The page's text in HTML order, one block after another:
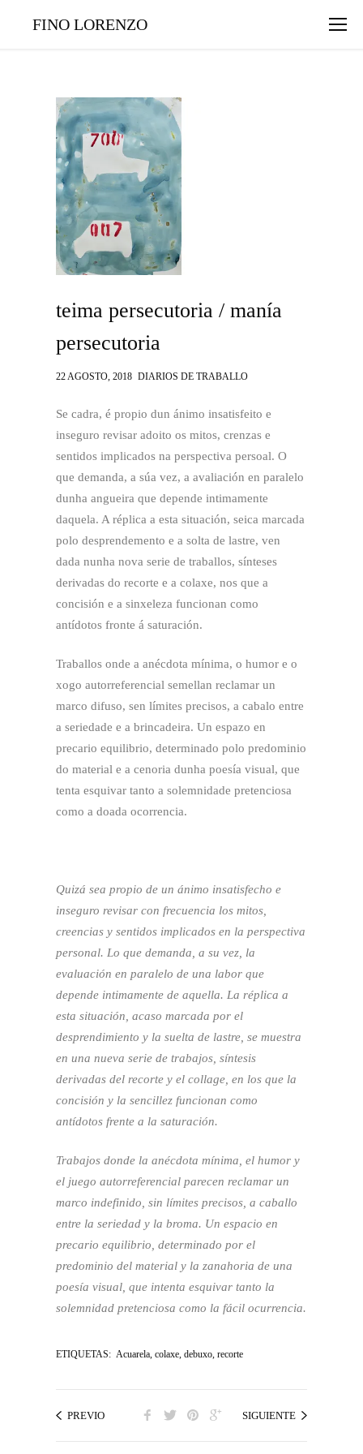
FINO LORENZO
teima persecutoria / manía
persecutoria
22 AGOSTO, 2018 DIARIOS DE TRABALLO
Se cadra, é propio dun ánimo insatisfeito e
inseguro revisar adoito os mitos, crenzas e
sentidos implicados na perspectiva persoal. O
que demanda, a súa vez, a avaliación en paralelo
dunha angueira que depende intimamente
daquela. A réplica a esta situación, seica marcada
polo desprendemento e a solta de lastre, ven
dada nunha nova serie de traballos, sínteses
derivadas do recorte e a colaxe, nos que a
concisión e a sinxeleza funcionan como
antídotos fronte á saturación.
Traballos onde a anécdota mínima, o humor e o
xogo autorreferencial semellan reclamar un
marco difuso, sen límites precisos, a cabalo entre
a seriedade e a brincadeira. Un espazo en
precario equilibrio, determinado polo predominio
do material e a cenoria dunha poesía visual, que
tenta esquivar tanto a solemnidade pretenciosa
como a doada ocorrencia.
Quizá sea propio de un ánimo insatisfecho e
inseguro revisar con frecuencia los mitos,
creencias y sentidos implicados en la perspectiva
personal. Lo que demanda, a su vez, la
evaluación en paralelo de una labor que
depende intimamente de aquella. La réplica a
esta situación, acaso marcada por el
desprendimiento y la suelta de lastre, se muestra
en una nueva serie de trabajos, síntesis
derivadas del recorte y el collage, en los que la
concisión y la sencillez funcionan como
antídotos frente a la saturación.
Trabajos donde la anécdota mínima, el humor y
el juego autorreferencial parecen reclamar un
marco indefinido, sin límites precisos, a caballo
entre la seriedad y la broma. Un espacio en
precario equilibrio, determinado por el
predominio del material y la zanahoria de una
poesía visual, que intenta esquivar tanto la
solemnidad pretenciosa como la fácil ocurrencia.
ETIQUETAS: Acuarela, colaxe, debuxo, recorte
PREVIO SIGUIENTE